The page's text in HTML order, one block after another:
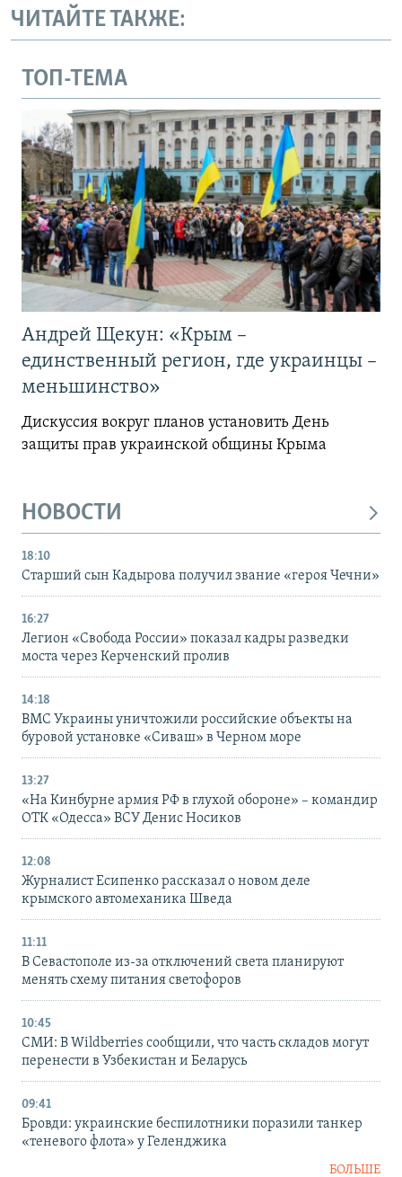
ЧИТАЙТЕ ТАКЖЕ:
ТОП-ТЕМА
Андрей Щекун: «Крым –
единственный регион, где украинцы –
меньшинство»
Дискуссия вокруг планов установить День
защиты прав украинской общины Крыма
НОВОСТИ
18:10
Старший сын Кадырова получил звание «героя Чечни»
16:27
Легион «Свобода России» показал кадры разведки
моста через Керченский пролив
14:18
ВМС Украины уничтожили российские объекты на
буровой установке «Сиваш» в Черном море
13:27
«На Кинбурне армия РФ в глухой обороне» – командир
ОТК «Одесса» ВСУ Денис Носиков
12:08
Журналист Есипенко рассказал о новом деле
крымского автомеханика Шведа
11:11
В Севастополе из-за отключений света планируют
менять схему питания светофоров
10:45
СМИ: В Wildberries сообщили, что часть складов могут
перенести в Узбекистан и Беларусь
09:41
Бровди: украинские беспилотники поразили танкер
«теневого флота» у Геленджика
БОЛЬШЕ